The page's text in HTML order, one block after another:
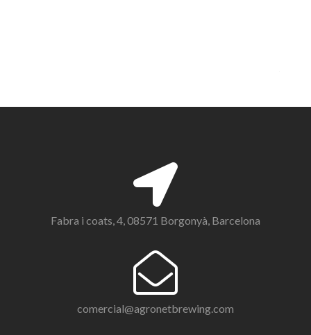
Fabra i coats, 4, 08571 Borgonyà, Barcelona
comercial@agronetbrewing.com